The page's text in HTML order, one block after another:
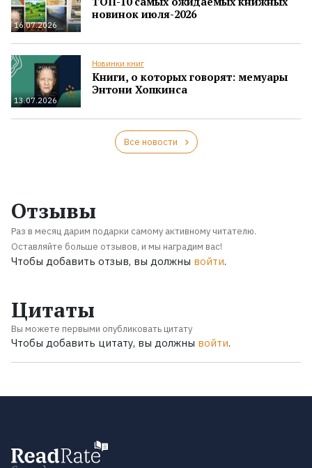
16.07.2026
новинок июля-2026
13.07.2026
Новинки книг
Книги, о которых говорят: мемуары
Энтони Хопкинса
Все новости
Отзывы
Раз в месяц дарим подарки самому активному читателю.
Оставляйте больше отзывов, и мы наградим вас!
Чтобы добавить отзыв, вы должны войти.
Цитаты
Вы можете первыми опубликовать цитату
Чтобы добавить цитату, вы должны войти.